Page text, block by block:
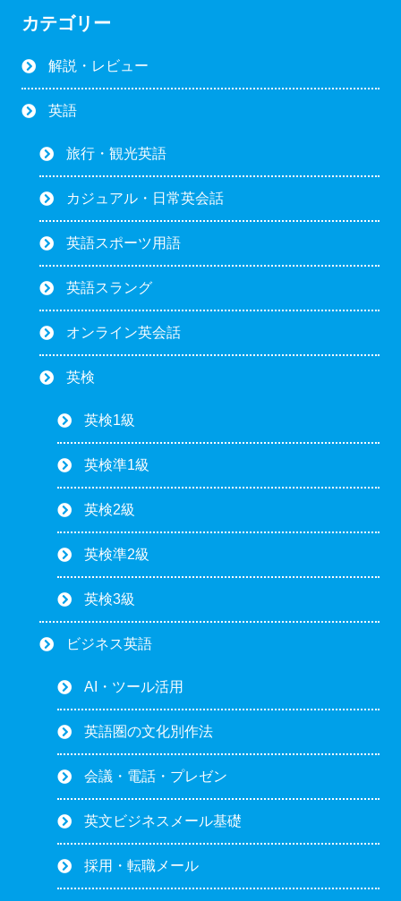
カテゴリー
解説・レビュー
英語
旅行・観光英語
カジュアル・日常英会話
英語スポーツ用語
英語スラング
オンライン英会話
英検
英検1級
英検準1級
英検2級
英検準2級
英検3級
ビジネス英語
AI・ツール活用
英語圏の文化別作法
会議・電話・プレゼン
英文ビジネスメール基礎
採用・転職メール